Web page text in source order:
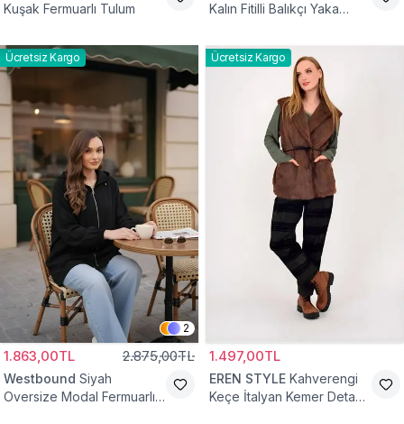
Kuşak Fermuarlı Tulum
Kalın Fitilli Balıkçı Yaka
Ücretsiz Kargo
2
1.863,00TL 2.875,00TL
Westbound Siyah
Oversize Modal Fermuarlı
Ücretsiz Kargo
1.497,00TL
EREN STYLE Kahverengi
Keçe İtalyan Kemer Detaylı